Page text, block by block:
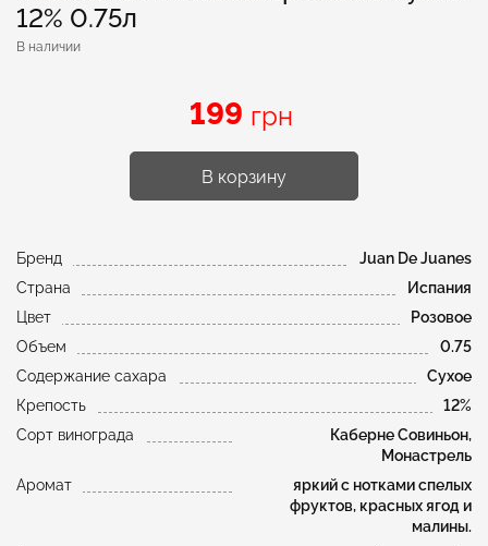
12% 0.75л
В наличии
199 грн
В корзину
Бренд
Juan De Juanes
Страна
Испания
Цвет
Розовое
Объем
0.75
Содержание сахара
Сухое
Крепость
12%
Сорт винограда
Каберне Совиньон,
Монастрель
Аромат
яркий с нотками спелых
фруктов, красных ягод и
малины.